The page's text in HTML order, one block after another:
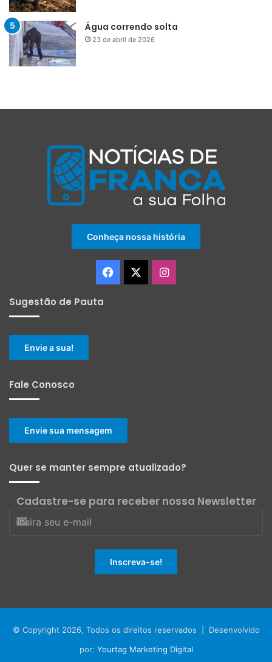
Água correndo solta
23 de abril de 2026
Conheça nossa história
Facebook Instagram
Sugestão de Pauta
Envie a sua!
Fale Conosco
Envie sua mensagem
Quer se manter sempre atualizado?
Cadastre-se para receber nossa Newsletter
© Copyright 2026, Todos os direitos reservados | Desenvolvido
por: Yourtag Marketing Digital